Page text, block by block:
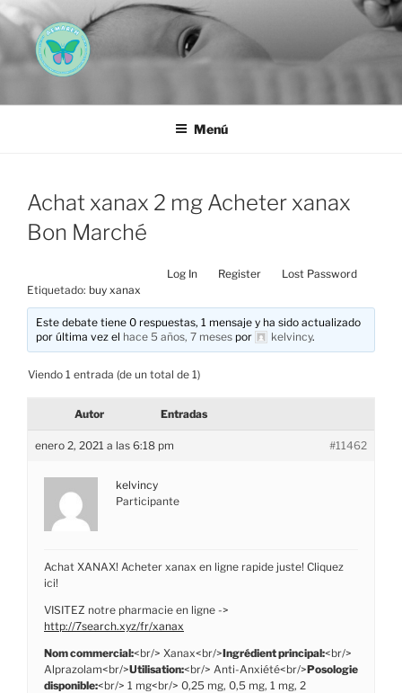
Saltar
al
contenido
AEMAREH
Menú
Achat xanax 2 mg Acheter xanax
Bon Marché
Log In Register
Lost Password
Etiquetado: buy xanax
Este debate tiene 0 respuestas, 1 mensaje y ha sido actualizado
por última vez el hace 5 años, 7 meses por kelvincy.
Viendo 1 entrada (de un total de 1)
Autor Entradas
enero 2, 2021 a las 6:18 pm #11462
kelvincy
Participante
Achat XANAX! Acheter xanax en ligne rapide juste! Cliquez
ici!
VISITEZ notre pharmacie en ligne ->
http://7search.xyz/fr/xanax
Nom commercial:<br/> Xanax<br/>Ingrédient principal:<br/>
Alprazolam<br/>Utilisation:<br/> Anti-Anxiété<br/>Posologie
disponible:<br/> 1 mg<br/> 0,25 mg, 0,5 mg, 1 mg, 2